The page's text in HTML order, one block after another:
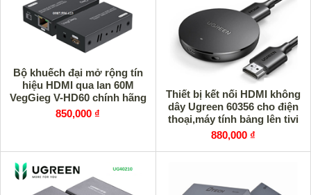
Bộ khuếch đại mở rộng tín
hiệu HDMI qua lan 60M
VegGieg V-HD60 chính hãng
850,000 ₫
Thiết bị kết nối HDMI không
dây Ugreen 60356 cho điện
thoại,máy tính bảng lên tivi
chuẩn 4K
880,000 ₫